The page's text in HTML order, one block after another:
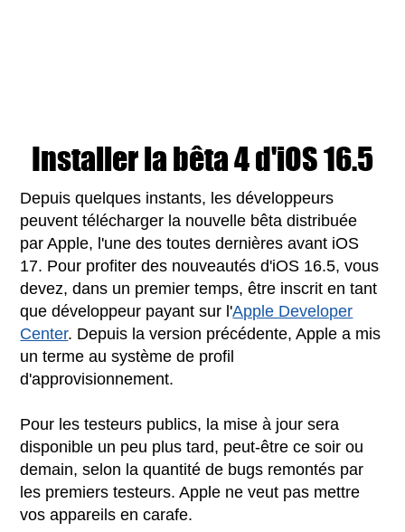
Installer la bêta 4 d'iOS 16.5
Depuis quelques instants, les développeurs
peuvent télécharger la nouvelle bêta distribuée
par Apple, l'une des toutes dernières avant iOS
17. Pour profiter des nouveautés d'iOS 16.5, vous
devez, dans un premier temps, être inscrit en tant
que développeur payant sur l'Apple Developer
Center. Depuis la version précédente, Apple a mis
un terme au système de profil
d'approvisionnement.
Pour les testeurs publics, la mise à jour sera
disponible un peu plus tard, peut-être ce soir ou
demain, selon la quantité de bugs remontés par
les premiers testeurs. Apple ne veut pas mettre
vos appareils en carafe.